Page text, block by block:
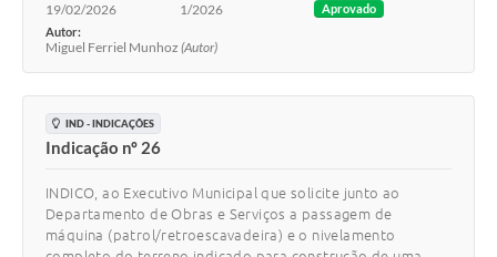
19/02/2026 1/2026
Aprovado
Autor:
Miguel Ferriel Munhoz (Autor)
IND - INDICAÇÕES
Indicação nº 26
INDICO, ao Executivo Municipal que solicite junto ao
Departamento de Obras e Serviços a passagem de
máquina (patrol/retroescavadeira) e o nivelamento